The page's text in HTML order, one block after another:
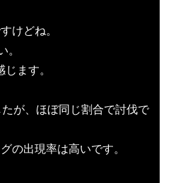
けどね。
。
ます。
が、ほぼ同じ割合で討伐で
の出現率は高いです。